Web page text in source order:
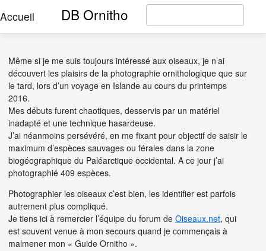
Accueil DB Ornitho
Même si je me suis toujours intéressé aux oiseaux, je n’ai
découvert les plaisirs de la photographie ornithologique que sur
le tard, lors d’un voyage en Islande au cours du printemps
2016.
Mes débuts furent chaotiques, desservis par un matériel
inadapté et une technique hasardeuse.
J’ai néanmoins persévéré, en me fixant pour objectif de saisir le
maximum d’espèces sauvages ou férales dans la zone
biogéographique du Paléarctique occidental. A ce jour j’ai
photographié 409 espèces.
Photographier les oiseaux c’est bien, les identifier est parfois
autrement plus compliqué.
Je tiens ici à remercier l’équipe du forum de Oiseaux.net, qui
est souvent venue à mon secours quand je commençais à
malmener mon « Guide Ornitho ».